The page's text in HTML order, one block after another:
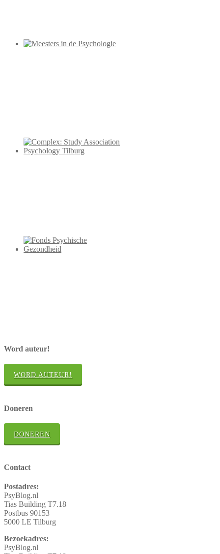
Word auteur!
WORD AUTEUR!
Doneren
DONEREN
Contact
Postadres:
PsyBlog.nl
Tias Building T7.18
Postbus 90153
5000 LE Tilburg
Bezoekadres:
PsyBlog.nl